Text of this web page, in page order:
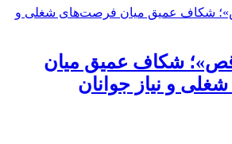
شکاف عمیق میان
و نیاز جوانان